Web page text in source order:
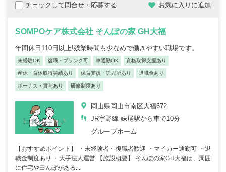
チェックして問合せ・応募する お気に入りに追加
SOMPOケア株式会社 そんぽの家 GH大福
年間休日110日以上!残業時間も少なめで働きやすい職場です。
未経験OK 復職・ブランク可 車通勤OK 資格取得支援あり
産休・育休取得実績あり 保育支援・託児所あり 退職金あり
ボーナス・賞与あり 研修制度あり
岡山県岡山市南区大福672
JR宇野線 妹尾駅から車で10分
グループホーム
【おすすめポイント】 ・未経験者・復職者歓迎 ・マイカー通勤可 ・退
職金制度あり ・大手法人運営 【施設概要】 そんぽの家GH大福は、周囲
に住宅や田んぼがある...